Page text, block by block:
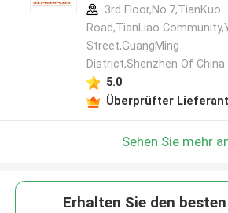
3rd Floor,No.7,TianKuo
Road,TianLiao
Street,GuangMing
District,Shenzhen Of China
5.0
Überprüfter Lieferant
Sehen Sie mehr
Erhalten Sie den